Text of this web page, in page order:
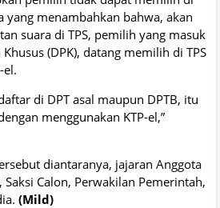
yang menambahkan bahwa, akan
suara di TPS, pemilih yang masuk
(DPK), datang memilih di TPS
el.
di DPT asal maupun DPTB, itu
menggunakan KTP-el,”
diantaranya, jajaran Anggota
Calon, Perwakilan Pemerintah,
(Mild)